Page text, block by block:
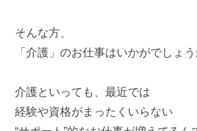
そんな方、
「介護」のお仕事はいかがでしょう
介護といっても、最近では
経験や資格がまったくいらない